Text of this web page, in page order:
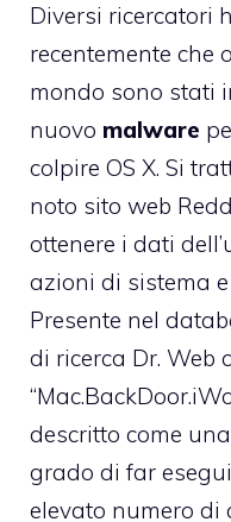
Diversi ricercatori
recentemente che
mondo sono stati
nuovo malware
colpire OS X. Si
noto sito web
ottenere i dati
azioni di sistema
Presente nel
di ricerca Dr. Web
descritto come
grado di far
elevato numero di